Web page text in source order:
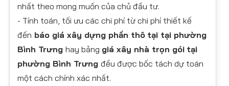
nhất theo mong muốn của chủ đầu tư.
- Tính toán, tối ưu các chi phí từ chi phí thiết kế
đến báo giá xây dựng phần thô tại tại phường
Bình Trưng hay bảng giá xây nhà trọn gói tại
phường Bình Trưng đều được bốc tách dự toán
một cách chính xác nhất.